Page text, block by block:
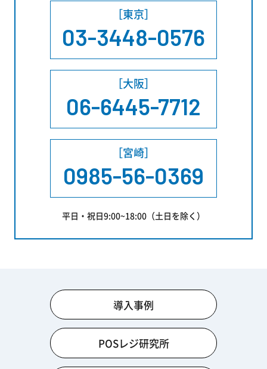
［東京］
03-3448-0576
［大阪］
06-6445-7712
［宮崎］
0985-56-0369
平日・祝日9:00~18:00（土日を除く）
導入事例
POSレジ研究所